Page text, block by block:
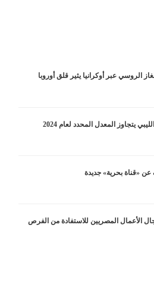
الروسي عبر أوكرانيا يثير قلق أوروبا
يتجاوز المعدل المحدد لعام 2024
«قناة بحرية» جديدة
الأعمال المصريين للاستفادة من الفرص